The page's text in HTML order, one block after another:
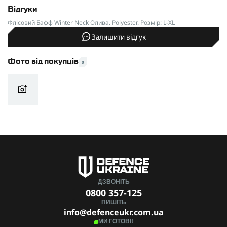
Відгуки
Флісовий Бафф Winter Neck Олива. Polyester. Розмір: L-XL
Залишити відгук
Фото від покупців 0
ДЗВОНІТЬ
0800 357-125
ПИШІТЬ
info@defenceukr.com.ua
МИ ГОТОВІ!